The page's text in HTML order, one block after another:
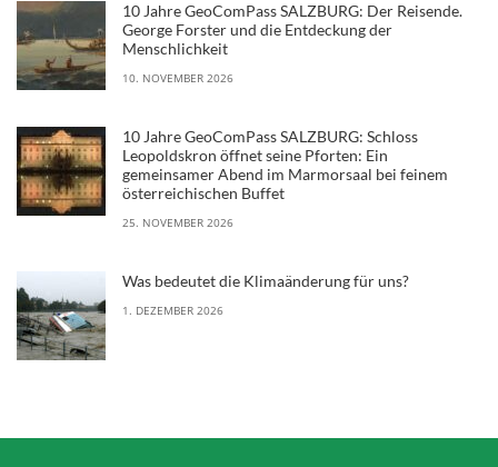
10 Jahre GeoComPass SALZBURG: Der Reisende.
George Forster und die Entdeckung der
Menschlichkeit
10. NOVEMBER 2026
10 Jahre GeoComPass SALZBURG: Schloss
Leopoldskron öffnet seine Pforten: Ein
gemeinsamer Abend im Marmorsaal bei feinem
österreichischen Buffet
25. NOVEMBER 2026
Was bedeutet die Klimaänderung für uns?
1. DEZEMBER 2026